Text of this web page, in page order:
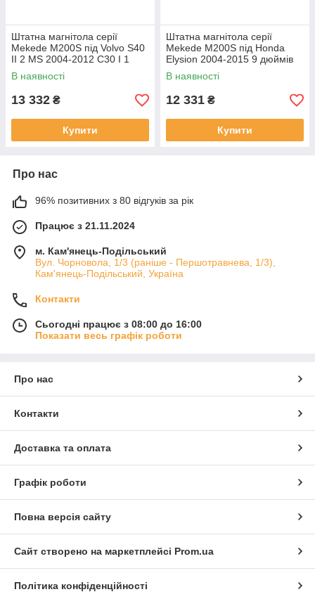
Штатна магнітола серії
Mekede M200S під Volvo S40
II 2 MS 2004-2012 C30 I 1
2006-2013 C70 II 2 2005-2013
(W2)
В наявності
13 332 ₴
Купити
Штатна магнітола серії
Mekede M200S під Honda
Elysion 2004-2015 9 дюймів
В наявності
12 331 ₴
Купити
Про нас
96% позитивних з 80 відгуків за рік
Працює з 21.11.2024
м. Кам'янець-Подільський
Вул. Чорновола, 1/3 (раніше - Першотравнева, 1/3),
Кам'янець-Подільський, Україна
Контакти
Сьогодні працює з 08:00 до 16:00
Показати весь графік роботи
Про нас
Контакти
Доставка та оплата
Графік роботи
Повна версія сайту
Сайт створено на маркетплейсі Prom.ua
Політика конфіденційності